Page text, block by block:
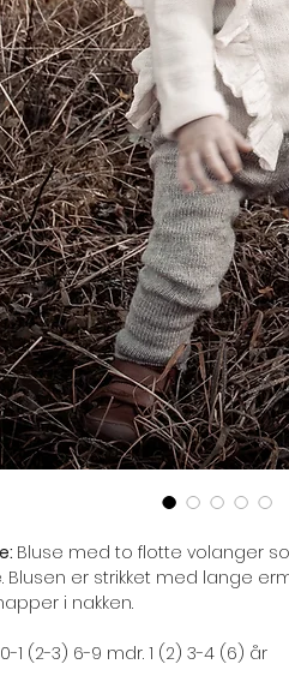
Bluse med to flotte volanger
Blusen er strikket med lange
i nakken.
0-1 (2-3) 6-9 mdr. 1 (2) 3-4 (6) år